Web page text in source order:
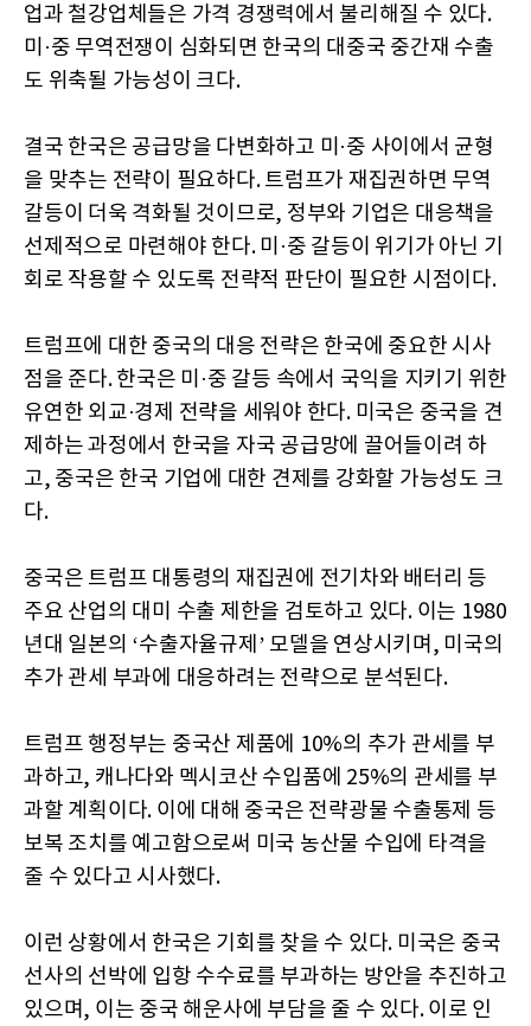
업과 철강업체들은 가격 경쟁력에서 불리해질 수 있다.
미·중 무역전쟁이 심화되면 한국의 대중국 중간재 수출
도 위축될 가능성이 크다.
결국 한국은 공급망을 다변화하고 미·중 사이에서 균형
을 맞추는 전략이 필요하다. 트럼프가 재집권하면 무역
갈등이 더욱 격화될 것이므로, 정부와 기업은 대응책을
선제적으로 마련해야 한다. 미·중 갈등이 위기가 아닌 기
회로 작용할 수 있도록 전략적 판단이 필요한 시점이다.
트럼프에 대한 중국의 대응 전략은 한국에 중요한 시사
점을 준다. 한국은 미·중 갈등 속에서 국익을 지키기 위한
유연한 외교·경제 전략을 세워야 한다. 미국은 중국을 견
제하는 과정에서 한국을 자국 공급망에 끌어들이려 하
고, 중국은 한국 기업에 대한 견제를 강화할 가능성도 크
다.
중국은 트럼프 대통령의 재집권에 전기차와 배터리 등
주요 산업의 대미 수출 제한을 검토하고 있다. 이는 1980
년대 일본의 ‘수출자율규제’ 모델을 연상시키며, 미국의
추가 관세 부과에 대응하려는 전략으로 분석된다.
트럼프 행정부는 중국산 제품에 10%의 추가 관세를 부
과하고, 캐나다와 멕시코산 수입품에 25%의 관세를 부
과할 계획이다. 이에 대해 중국은 전략광물 수출통제 등
보복 조치를 예고함으로써 미국 농산물 수입에 타격을
줄 수 있다고 시사했다.
이런 상황에서 한국은 기회를 찾을 수 있다. 미국은 중국
선사의 선박에 입항 수수료를 부과하는 방안을 추진하고
있으며, 이는 중국 해운사에 부담을 줄 수 있다. 이로 인